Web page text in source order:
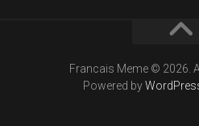
Francais Meme © 2026.
Powered by